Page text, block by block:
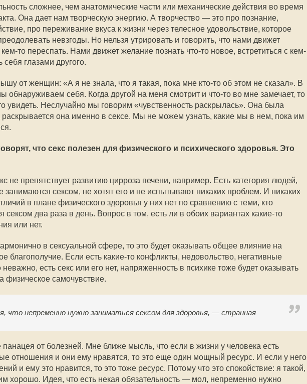
сложнее, чем анатомические части или механические действия во время
Она дает нам творческую энергию. А творчество — это про познание,
про переживание вкуса к жизни через телесное удовольствие, которое
невзгоды. Но нельзя утрировать и говорить, что нами движет
то переспать. Нами движет желание познать что-то новое, встретиться с кем-
себя глазами другого.
от женщин: «А я не знала, что я такая, пока мне кто-то об этом не сказал». В
обнаруживаем себя. Когда другой на меня смотрит и что-то во мне замечает, то
увидеть. Неслучайно мы говорим «чувственность раскрылась». Она была
раскрывается она именно в сексе. Мы не можем узнать, какие мы в нем, пока им
что секс полезен для физического и психического здоровья. Это
не препятствует развитию цирроза печени, например. Есть категория людей,
занимаются сексом, не хотят его и не испытывают никаких проблем. И никаких
в плане физического здоровья у них нет по сравнению с теми, кто
сексом два раза в день. Вопрос в том, есть ли в обоих вариантах какие-то
или нет.
в сексуальной сфере, то это будет оказывать общее влияние на
благополучие. Если есть какие-то конфликты, недовольство, негативные
есть секс или его нет, напряженность в психике тоже будет оказывать
физическое самочувствие.
что непременно нужно заниматься сексом для здоровья, — странная
панацея от болезней. Мне ближе мысль, что если в жизни у человека есть
отношения и они ему нравятся, то это еще один мощный ресурс. И если у него
и ему это нравится, то это тоже ресурс. Потому что это спокойствие: я такой,
хорошо. Идея, что есть некая обязательность — мол, непременно нужно